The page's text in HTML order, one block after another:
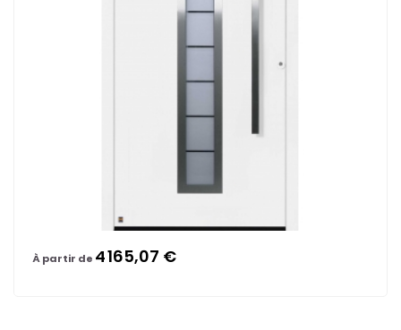
À partir de 4 165,07 €